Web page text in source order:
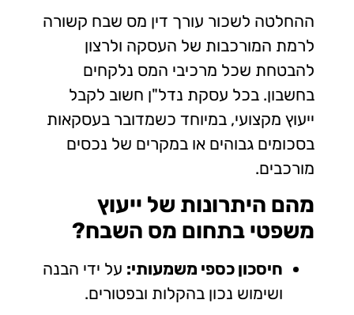
ההחלטה לשכור עורך דין מס שבח קשורה
לרמת המורכבות של העסקה ולרצון
להבטחת שכל מרכיבי המס נלקחים
בחשבון. בכל עסקת נדל"ן חשוב לקבל
ייעוץ מקצועי, במיוחד כשמדובר בעסקאות
בסכומים גבוהים או במקרים של נכסים
מורכבים.
מהם היתרונות של ייעוץ
משפטי בתחום מס השבח?
חיסכון כספי משמעותי: על ידי הבנה
ושימוש נכון בהקלות ובפטורים.